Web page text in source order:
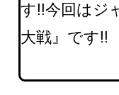
す!!今回はジ
大戦』です!!